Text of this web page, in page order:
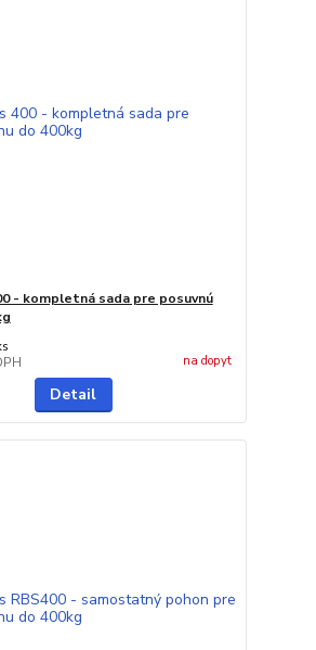
- kompletná sada pre posuvnú
na dopyt
Detail